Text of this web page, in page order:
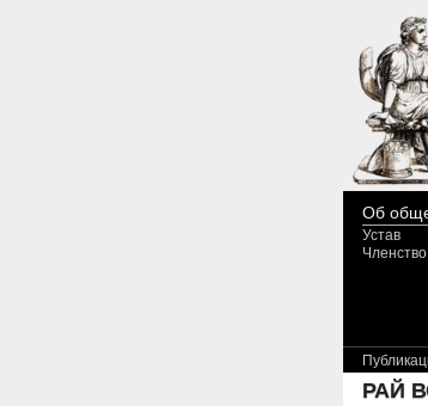
Об
Устав
Членство
РАЙ